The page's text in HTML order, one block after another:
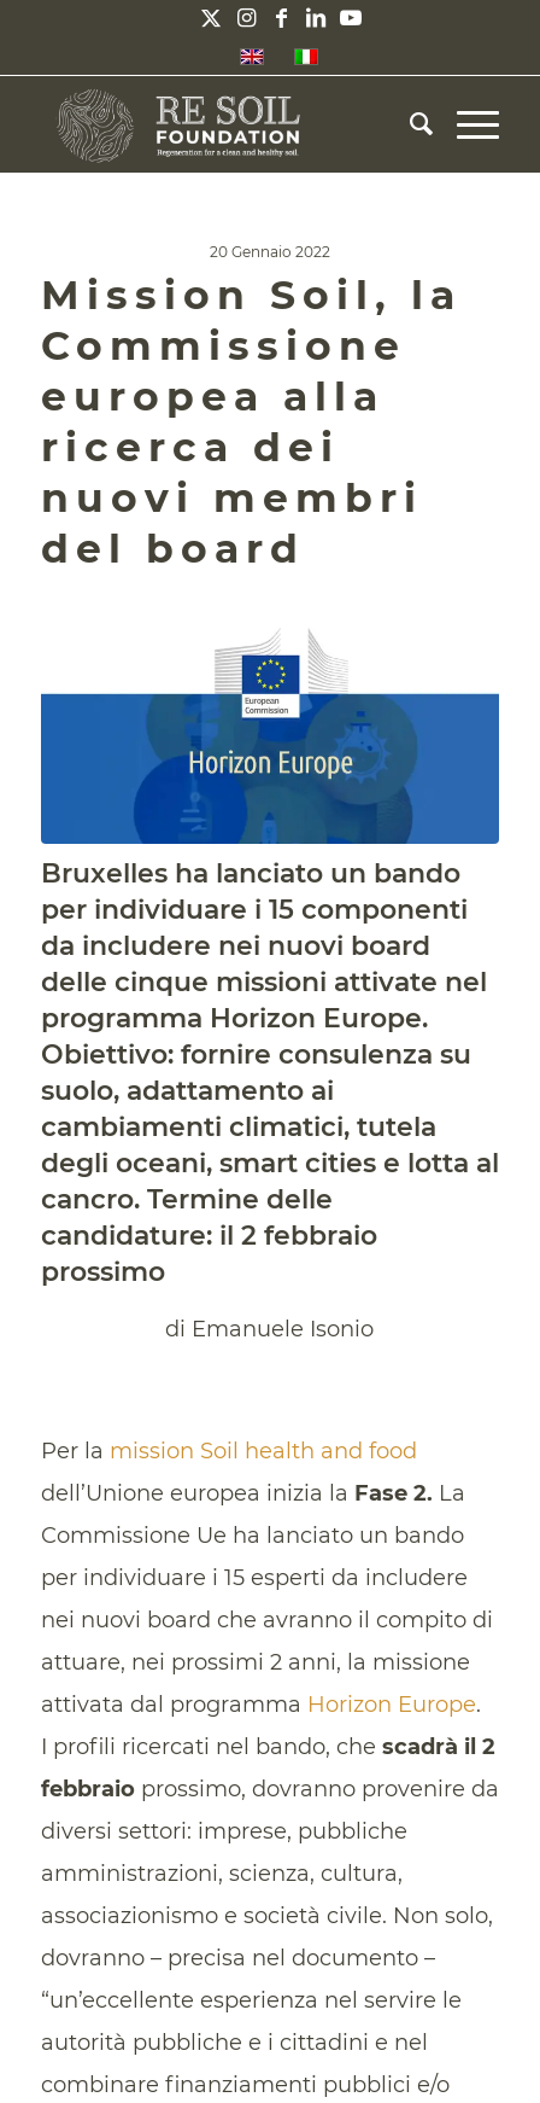
20 Gennaio 2022
Mission Soil, la
Commissione
europea alla
ricerca dei
nuovi membri
del board
Bruxelles ha lanciato un bando
per individuare i 15 componenti
da includere nei nuovi board
delle cinque missioni attivate nel
programma Horizon Europe.
Obiettivo: fornire consulenza su
suolo, adattamento ai
cambiamenti climatici, tutela
degli oceani, smart cities e lotta al
cancro. Termine delle
candidature: il 2 febbraio
prossimo
di Emanuele Isonio
Per la mission Soil health and food
dell’Unione europea inizia la Fase 2. La
Commissione Ue ha lanciato un bando
per individuare i 15 esperti da includere
nei nuovi board che avranno il compito di
attuare, nei prossimi 2 anni, la missione
attivata dal programma Horizon Europe.
I profili ricercati nel bando, che scadrà il 2
febbraioprossimo, dovranno provenire da
diversi settori: imprese, pubbliche
amministrazioni, scienza, cultura,
associazionismo e società civile. Non solo,
dovranno – precisa nel documento –
“un’eccellente esperienza nel servire le
autorità pubbliche e i cittadini e nel
combinare finanziamenti pubblici e/o